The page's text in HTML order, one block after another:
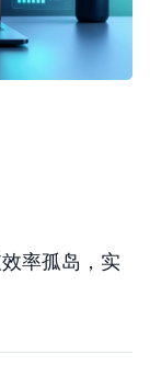
率孤岛，实